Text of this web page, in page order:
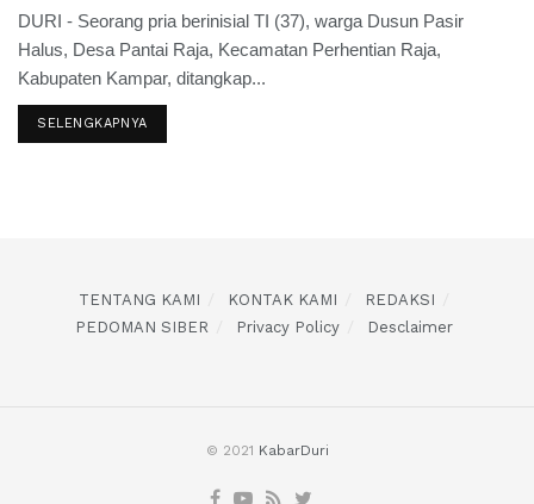
DURI - Seorang pria berinisial TI (37), warga Dusun Pasir
Halus, Desa Pantai Raja, Kecamatan Perhentian Raja,
Kabupaten Kampar, ditangkap...
SELENGKAPNYA
TENTANG KAMI KONTAK KAMI
REDAKSI
PEDOMAN SIBER
Privacy Policy Desclaimer
© 2021 KabarDuri